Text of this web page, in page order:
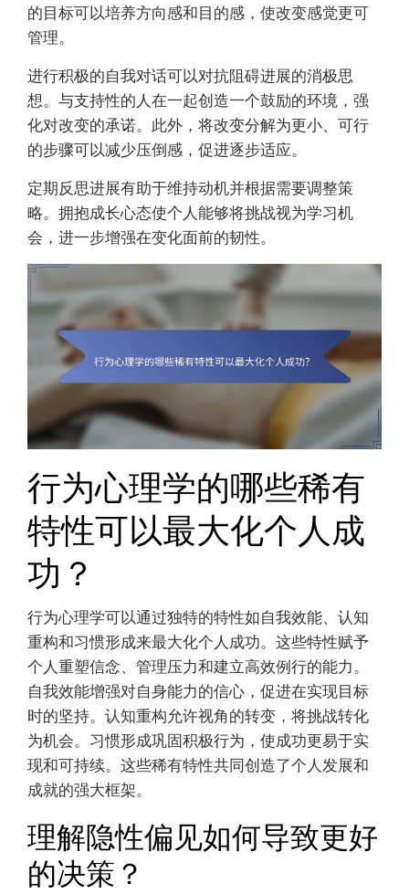
的目标可以培养方向感和目的感，使改变感觉更可
管理。
进行积极的自我对话可以对抗阻碍进展的消极思
想。与支持性的人在一起创造一个鼓励的环境，强
化对改变的承诺。此外，将改变分解为更小、可行
的步骤可以减少压倒感，促进逐步适应。
定期反思进展有助于维持动机并根据需要调整策
略。拥抱成长心态使个人能够将挑战视为学习机
会，进一步增强在变化面前的韧性。
行为心理学的哪些稀有
特性可以最大化个人成
功？
行为心理学可以通过独特的特性如自我效能、认知
重构和习惯形成来最大化个人成功。这些特性赋予
个人重塑信念、管理压力和建立高效例行的能力。
自我效能增强对自身能力的信心，促进在实现目标
时的坚持。认知重构允许视角的转变，将挑战转化
为机会。习惯形成巩固积极行为，使成功更易于实
现和可持续。这些稀有特性共同创造了个人发展和
成就的强大框架。
理解隐性偏见如何导致更好
的决策？